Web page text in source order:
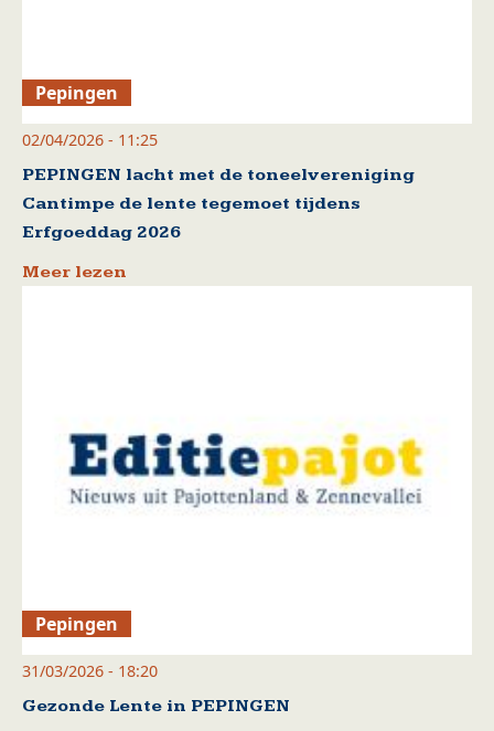
Pepingen
02/04/2026 - 11:25
PEPINGEN lacht met de toneelvereniging
Cantimpe de lente tegemoet tijdens
Erfgoeddag 2026
Meer lezen
Pepingen
31/03/2026 - 18:20
Gezonde Lente in PEPINGEN